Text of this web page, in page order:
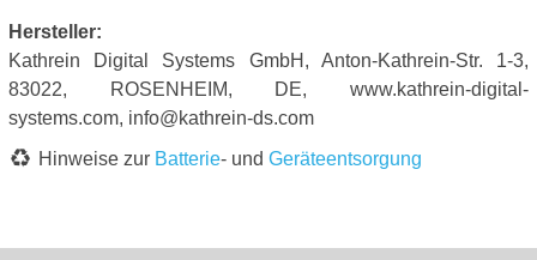
Hersteller:
Kathrein Digital Systems GmbH, Anton-Kathrein-Str. 1-3,
83022, ROSENHEIM, DE, www.kathrein-digital-
systems.com, info@kathrein-ds.com
Hinweise zur Batterie- und Geräteentsorgung